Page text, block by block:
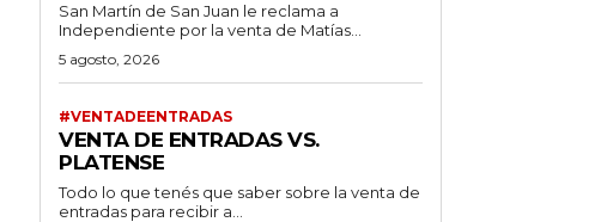
San Martín de San Juan le reclama a
Independiente por la venta de Matías...
5 agosto, 2026
#VENTADEENTRADAS
VENTA DE ENTRADAS VS.
PLATENSE
Todo lo que tenés que saber sobre la venta de
entradas para recibir a...